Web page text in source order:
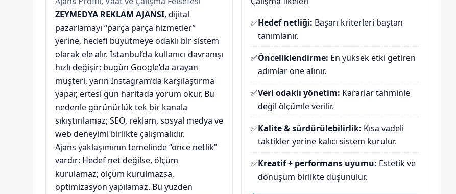
ZEYMEDYA REKLAM AJANSI, dijital
pazarlamayı “parça parça hizmetler”
yerine, hedefi büyütmeye odaklı bir sistem
olarak ele alır. İstanbul’da kullanıcı davranışı
hızlı değişir: bugün Google’da arayan
müşteri, yarın Instagram’da karşılaştırma
yapar, ertesi gün haritada yorum okur. Bu
nedenle görünürlük tek bir kanala
sıkıştırılamaz; SEO, reklam, sosyal medya ve
web deneyimi birlikte çalışmalıdır.
Ajans yaklaşımının temelinde “önce netlik”
vardır: Hedef net değilse, ölçüm
kurulamaz; ölçüm kurulmazsa,
optimizasyon yapılamaz. Bu yüzden
✅Hedef netliği: Başarı kriterleri baştan
tanımlanır.
✅Önceliklendirme: En yüksek etki getiren
adımlar öne alınır.
✅Veri odaklı yönetim: Kararlar tahminle
değil ölçümle verilir.
✅Kalite & sürdürülebilirlik: Kısa vadeli
taktikler yerine kalıcı sistem kurulur.
✅Kreatif + performans uyumu: Estetik ve
dönüşüm birlikte düşünülür.